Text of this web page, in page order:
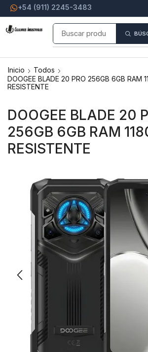
+54 (911) 2245-3483
Inicio
Todos
DOOGEE BLADE 20 PRO 256GB 6GB RAM
RESISTENTE
DOOGEE BLADE 20
256GB 6GB RAM
RESISTENTE